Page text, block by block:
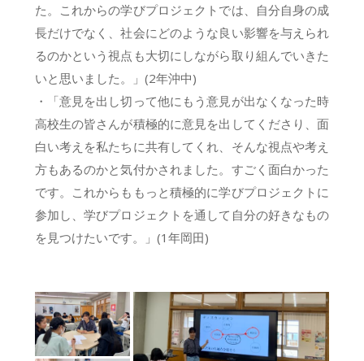
た。これからの学びプロジェクトでは、自分自身の成
長だけでなく、社会にどのような良い影響を与えられ
るのかという視点も大切にしながら取り組んでいきた
いと思いました。」(2年沖中)
・「意見を出し切って他にもう意見が出なくなった時
高校生の皆さんが積極的に意見を出してくださり、面
白い考えを私たちに共有してくれ、そんな視点や考え
方もあるのかと気付かされました。すごく面白かった
です。これからももっと積極的に学びプロジェクトに
参加し、学びプロジェクトを通して自分の好きなもの
を見つけたいです。」(1年岡田)